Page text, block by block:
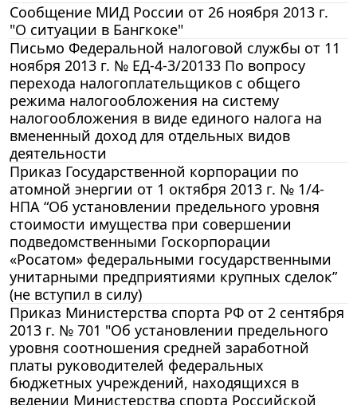
Сообщение МИД России от 26 ноября 2013 г.
"О ситуации в Бангкоке"
Письмо Федеральной налоговой службы от 11
ноября 2013 г. № ЕД-4-3/20133 По вопросу
перехода налогоплательщиков с общего
режима налогообложения на систему
налогообложения в виде единого налога на
вмененный доход для отдельных видов
деятельности
Приказ Государственной корпорации по
атомной энергии от 1 октября 2013 г. № 1/4-
НПА “Об установлении предельного уровня
стоимости имущества при совершении
подведомственными Госкорпорации
«Росатом» федеральными государственными
унитарными предприятиями крупных сделок”
(не вступил в силу)
Приказ Министерства спорта РФ от 2 сентября
2013 г. № 701 "Об установлении предельного
уровня соотношения средней заработной
платы руководителей федеральных
бюджетных учреждений, находящихся в
ведении Министерства спорта Российской